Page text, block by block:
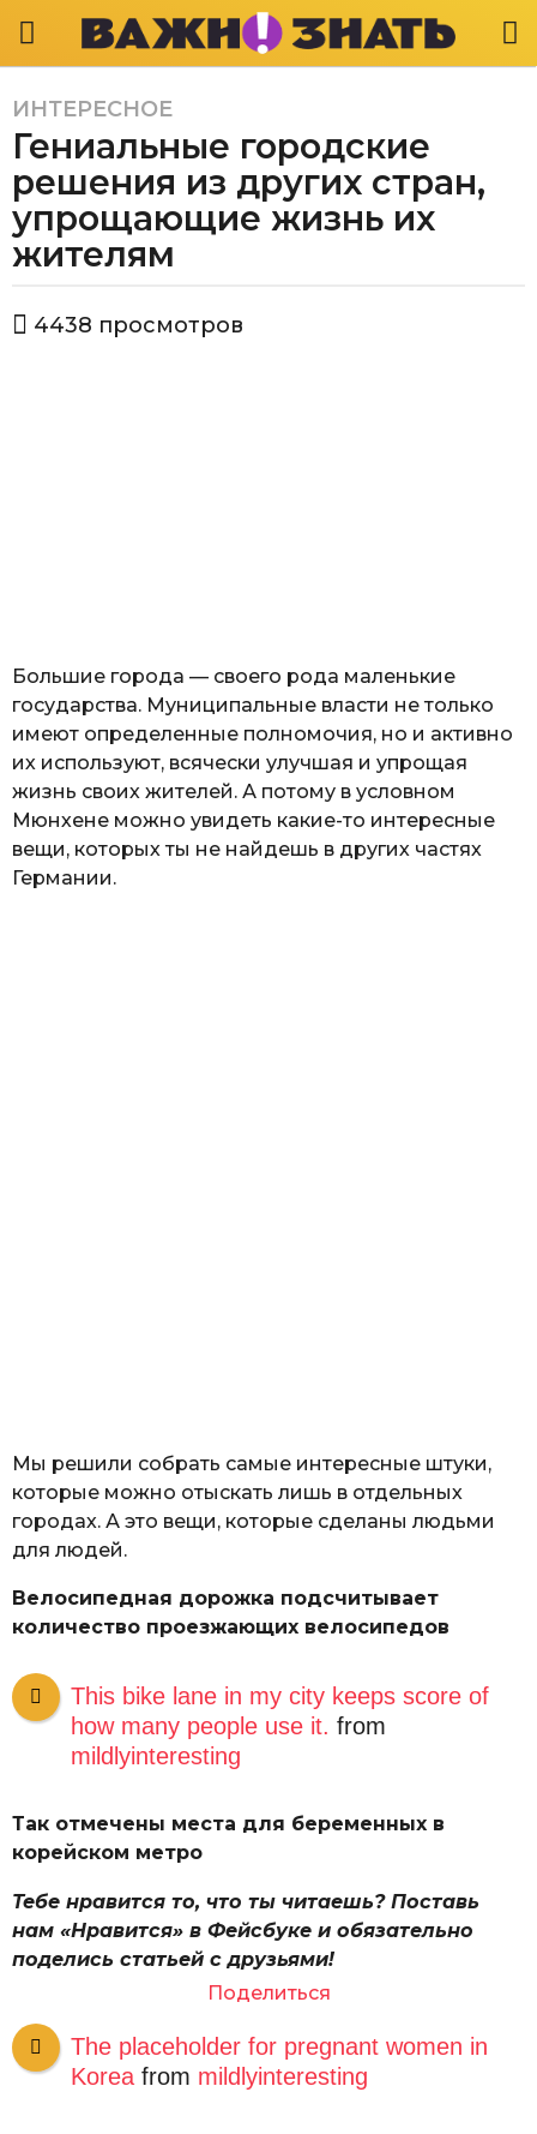
6
л
т
a
g
6
л
ИНТЕРЕСНОЕ
Гениальные городские
решения из других стран,
упрощающие жизнь их
жителям
в
4438 просмотров
Большие города — своего рода маленькие
государства. Муниципальные власти не только
имеют определенные полномочия, но и активно
их используют, всячески улучшая и упрощая
жизнь своих жителей. А потому в условном
Мюнхене можно увидеть какие-то интересные
вещи, которых ты не найдешь в других частях
Германии.
Мы решили собрать самые интересные штуки,
которые можно отыскать лишь в отдельных
городах. А это вещи, которые сделаны людьми
для людей.
Велосипедная дорожка подсчитывает
количество проезжающих велосипедов
This bike lane in my city keeps score of
how many people use it. from
mildlyinteresting
Так отмечены места для беременных в
корейском метро
Тебе нравится то, что ты читаешь? Поставь
нам «Нравится» в Фейсбуке и обязательно
поделись статьей с друзьями!
Поделиться
The placeholder for pregnant women in
Koreafrom mildlyinteresting